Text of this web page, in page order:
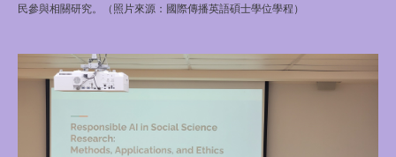
民參與相關研究。（照片來源：國際傳播英語碩士學位學程）